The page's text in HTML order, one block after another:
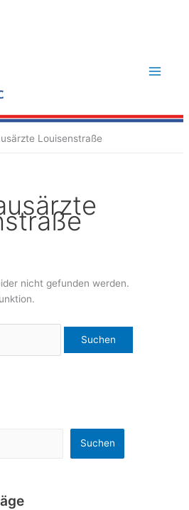
Louisenstraße
nicht gefunden werden.
Suchen